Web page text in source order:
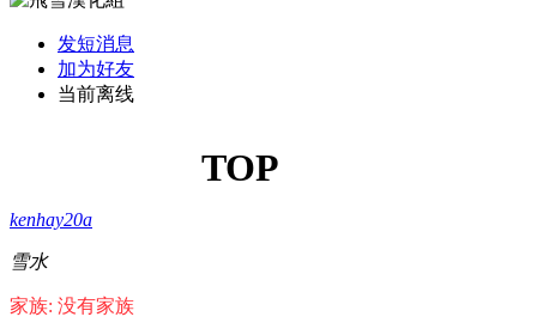
发短消息
加为好友
当前离线
TOP
kenhay20a
雪水
家族: 没有家族